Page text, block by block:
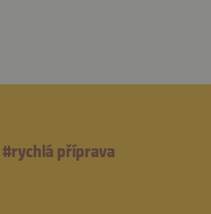
#rychlá příprava